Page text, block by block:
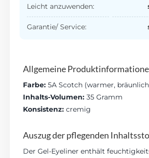
Leicht anzuwenden:
Garantie/ Service:
Allgemeine
Farbe: 5A Scotch (warmer,
Inhalts-Volumen: 35 Gramm
Konsistenz: cremig
Auszug der pflegenden
Der Gel-Eyeliner enthält